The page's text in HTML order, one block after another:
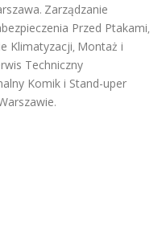
. Zarządzanie
Przed Ptakami,
Klimatyzacji, Montaż i
Techniczny
Komik i Stand-uper
.